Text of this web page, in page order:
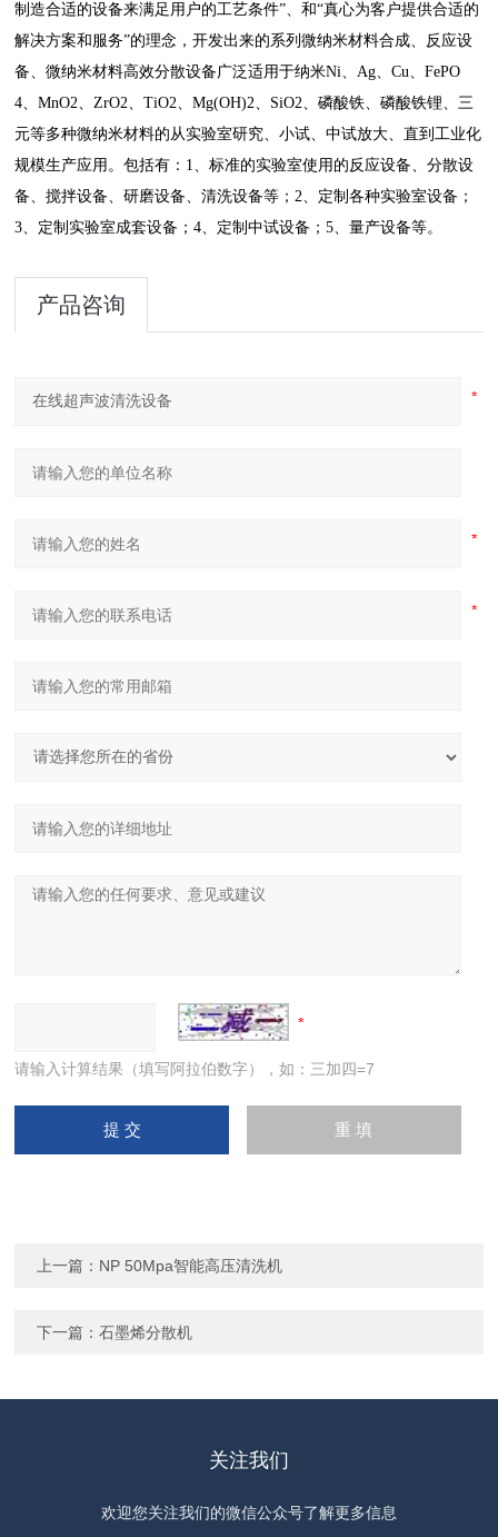
制造合适的设备来满足用户的工艺条件”、和“真心为客户提供合适的
解决方案和服务”的理念，开发出来的系列微纳米材料合成、反应设
备、微纳米材料高效分散设备广泛适用于纳米Ni、Ag、Cu、FePO
4、MnO2、ZrO2、TiO2、Mg(OH)2、SiO2、磷酸铁、磷酸铁锂、三
元等多种微纳米材料的从实验室研究、小试、中试放大、直到工业化
规模生产应用。包括有：1、标准的实验室使用的反应设备、分散设
备、搅拌设备、研磨设备、清洗设备等；2、定制各种实验室设备；
3、定制实验室成套设备；4、定制中试设备；5、量产设备等。
产品咨询
请输入计算结果（填写阿拉伯数字），如：三加四=7
上一篇： NP 50Mpa智能高压清洗机
下一篇：石墨烯分散机
关注我们
欢迎您关注我们的微信公众号了解更多信息